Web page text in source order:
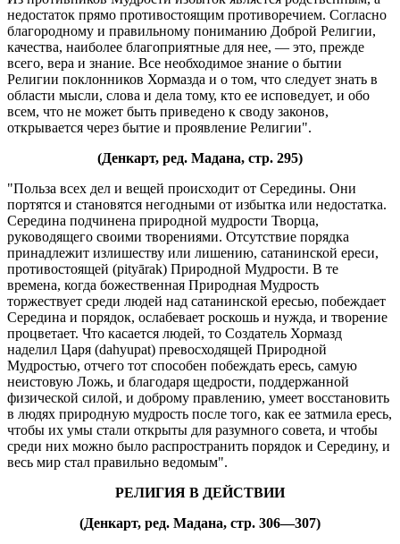
недостаток прямо противостоящим противоречием. Согласно
благородному и правильному пониманию Доброй Религии,
качества, наиболее благоприятные для нее, — это, прежде
всего, вера и знание. Все необходимое знание о бытии
Религии поклонников Хормазда и о том, что следует знать в
области мысли, слова и дела тому, кто ее исповедует, и обо
всем, что не может быть приведено к своду законов,
открывается через бытие и проявление Религии".
(Денкарт, ред. Мадана, стр. 295)
"Польза всех дел и вещей происходит от Середины. Они
портятся и становятся негодными от избытка или недостатка.
Середина подчинена природной мудрости Творца,
руководящего своими творениями. Отсутствие порядка
принадлежит излишеству или лишению, сатанинской ереси,
противостоящей (pityārak) Природной Мудрости. В те
времена, когда божественная Природная Мудрость
торжествует среди людей над сатанинской ересью, побеждает
Середина и порядок, ослабевает роскошь и нужда, и творение
процветает. Что касается людей, то Создатель Хормазд
наделил Царя (dahyupat) превосходящей Природной
Мудростью, отчего тот способен побеждать ересь, самую
неистовую Ложь, и благодаря щедрости, поддержанной
физической силой, и доброму правлению, умеет восстановить
в людях природную мудрость после того, как ее затмила ересь,
чтобы их умы стали открыты для разумного совета, и чтобы
среди них можно было распространить порядок и Середину, и
весь мир стал правильно ведомым".
РЕЛИГИЯ В ДЕЙСТВИИ
(Денкарт, ред. Мадана, стр. 306—307)